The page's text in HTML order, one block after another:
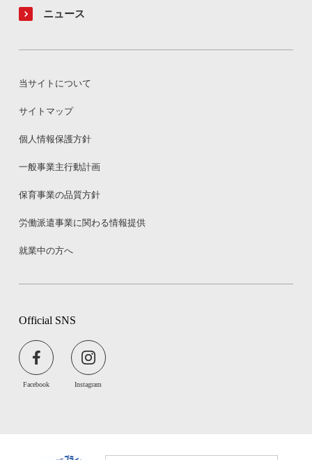
ニュース
Official SNS
Facebook Instagram
当サイトについて
サイトマップ
個人情報保護方針
一般事業主行動計画
保育事業の品質方針
労働派遣事業に関わる情報提供
就業中の方へ